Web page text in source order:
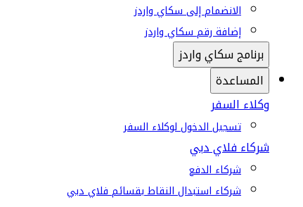
الانضمام إلى سكاي واردز
إضافة رقم سكاي واردز
برنامج سكاي واردز
المساعدة
وكلاء السفر
تسجيل الدخول لوكلاء السفر
شركاء فلاي دبي
شركاء الدفع
شركاء استبدال النقاط بقسائم فلاي دبي